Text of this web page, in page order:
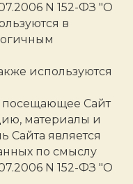
N 152-ФЗ "О
в
используются
посещающее Сайт
материалы и
Сайта является
по смыслу
N 152-ФЗ "О